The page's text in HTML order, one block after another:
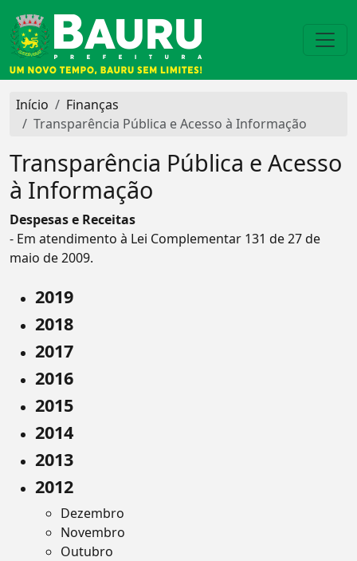
Início
Finanças
Transparência Pública e Acesso à Informação
Transparência Pública e Acesso
à Informação
Despesas e Receitas
- Em atendimento à Lei Complementar 131 de 27 de
maio de 2009.
2019
2018
2017
2016
2015
2014
2013
2012
Dezembro
Novembro
Outubro